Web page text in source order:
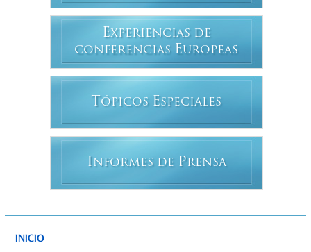
EXPERIENCIAS DE
CONFERENCIAS EUROPEAS
TÓPICOS ESPECIALES
INFORMES DE PRENSA
INICIO